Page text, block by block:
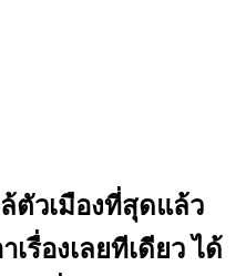
ตัวเมืองที่สุดแล้ว
รื่องเลยทีเดียว ได้